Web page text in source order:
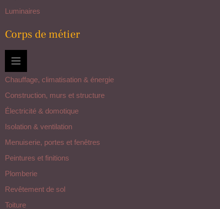
Luminaires
Corps de métier
Chauffage, climatisation & énergie
Construction, murs et structure
Électricité & domotique
Isolation & ventilation
Menuiserie, portes et fenêtres
Peintures et finitions
Plomberie
Revêtement de sol
Toiture